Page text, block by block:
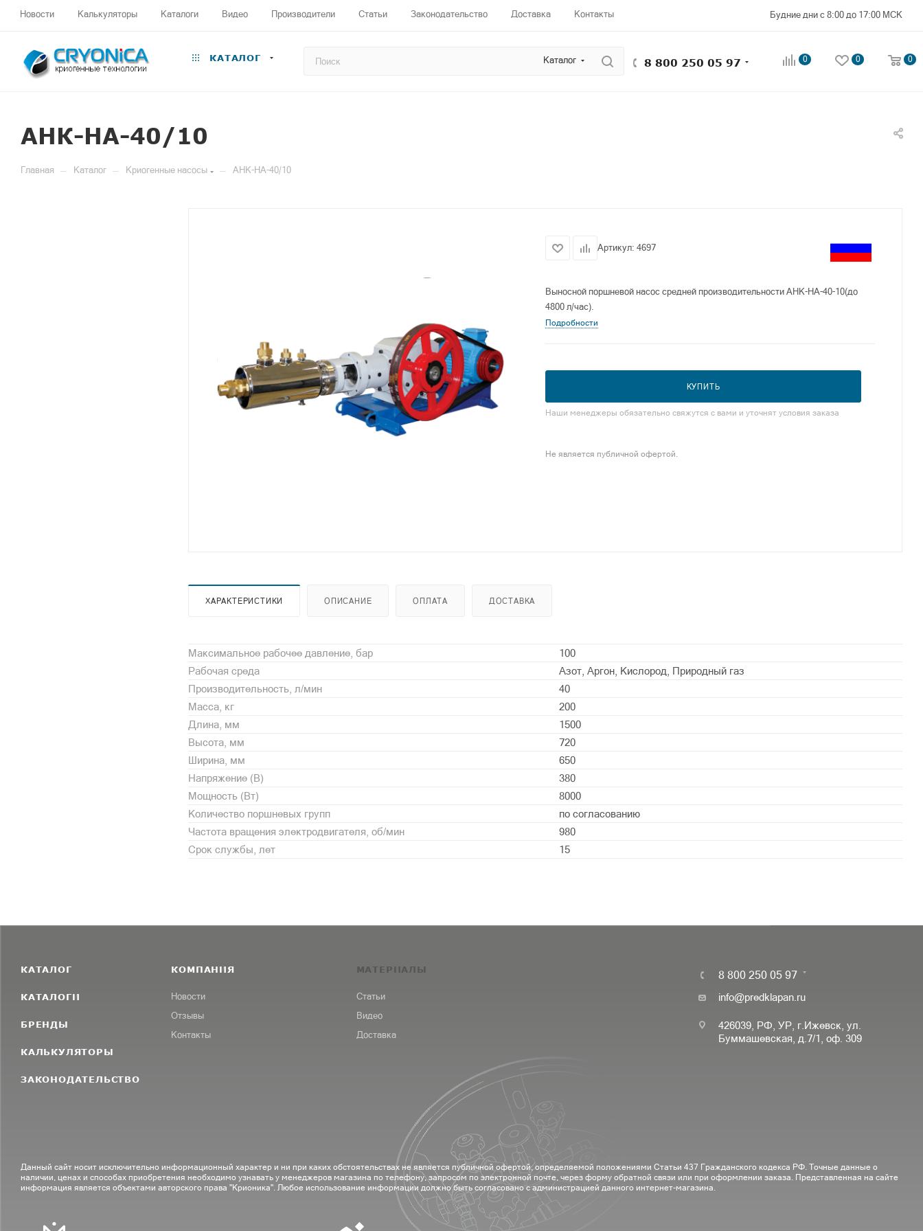
Новости Калькуляторы Каталоги Видео Производители Статьи Законодательство Доставка Контакты Будние дни с 8:00 до 17:00 МСК
КАТАЛОГ Каталог 8 800 250 05 97 0 0 0
АНК-НА-40/10
Главная — Каталог — Криогенные насосы — АНК-НА-40/10
Артикул: 4697
Выносной поршневой насос средней производительности АНК-НА-40-10(до
4800 л/час).
Подробности
КУПИТЬ
Наши менеджеры обязательно свяжутся с вами и уточнят условия заказа
Не является публичной офертой.
ХАРАКТЕРИСТИКИ ОПИСАНИЕ ОПЛАТА ДОСТАВКА
Максимальное рабочее давление, бар
100
Рабочая среда
Азот, Аргон, Кислород, Природный газ
Производительность, л/мин
40
Масса, кг
200
Длина, мм
1500
Высота, мм
720
Ширина, мм
650
Напряжение (В)
380
Мощность (Вт)
8000
Количество поршневых групп
по согласованию
Частота вращения электродвигателя, об/мин
980
Срок службы, лет
15
КАТАЛОГ
КАТАЛОГИ
БРЕНДЫ
КАЛЬКУЛЯТОРЫ
ЗАКОНОДАТЕЛЬСТВО
КОМПАНИЯ
Новости
Отзывы
Контакты
МАТЕРИАЛЫ
Статьи
Видео
Доставка
8 800 250 05 97
info@predklapan.ru
426039, РФ, УР, г.Ижевск, ул.
Буммашевская, д.7/1, оф. 309
Данный сайт носит исключительно информационный характер и ни при каких обстоятельствах не является публичной офертой, определяемой положениями Статьи 437 Гражданского кодекса РФ. Точные данные о
наличии, ценах и способах приобретения необходимо узнавать у менеджеров магазина по телефону, запросом по электронной почте, через форму обратной связи или при оформлении заказа. Представленная на сайте
информация является объектами авторского права "Крионика". Любое использование информации должно быть согласовано с администрацией данного интернет-магазина.